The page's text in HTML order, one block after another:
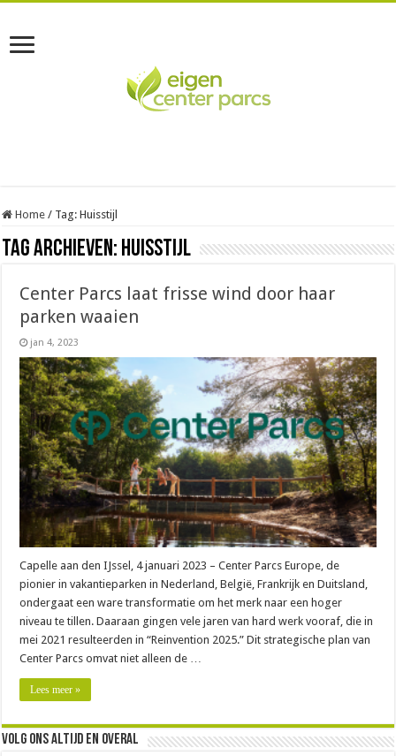
Home / Tag:Huisstijl
Tag Archieven: Huisstijl
Center Parcs laat frisse wind door haar
parken waaien
jan 4, 2023
Capelle aan den IJssel, 4 januari 2023 – Center Parcs Europe, de
pionier in vakantieparken in Nederland, België, Frankrijk en Duitsland,
ondergaat een ware transformatie om het merk naar een hoger
niveau te tillen. Daaraan gingen vele jaren van hard werk vooraf, die in
mei 2021 resulteerden in “Reinvention 2025.” Dit strategische plan van
Center Parcs omvat niet alleen de …
Lees meer »
Volg ons altijd en overal